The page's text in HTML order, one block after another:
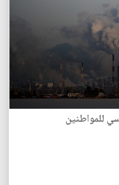
للمواطنين